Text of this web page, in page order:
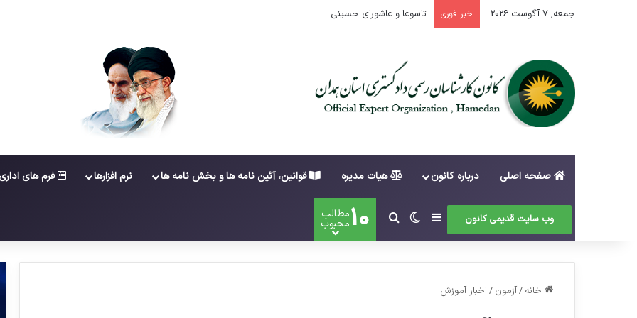
جمعه, 7 آگوست 2026 خبر فوری اطلاعیه ثبت نام داوطلبان عضویت در ششمین دوره شورای عالی کارشناسان رسمی دادگستری
صفحه اصلی درباره کانون هیات مدیره قوانین، آئین نامه ها و بخش نامه ها نرم افزارها فرم های اداری
وب سایت قدیمی کانون سایدبارتغییر پوسته
جستجو برای
10مطالب
محبوب
خانه /آزمون / اخبار آموزش